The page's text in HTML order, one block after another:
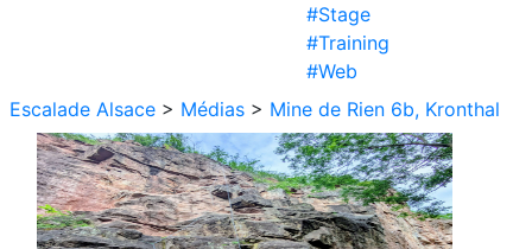
#Stage
#Training
#Web
Escalade Alsace > Médias > Mine de Rien 6b, Kronthal